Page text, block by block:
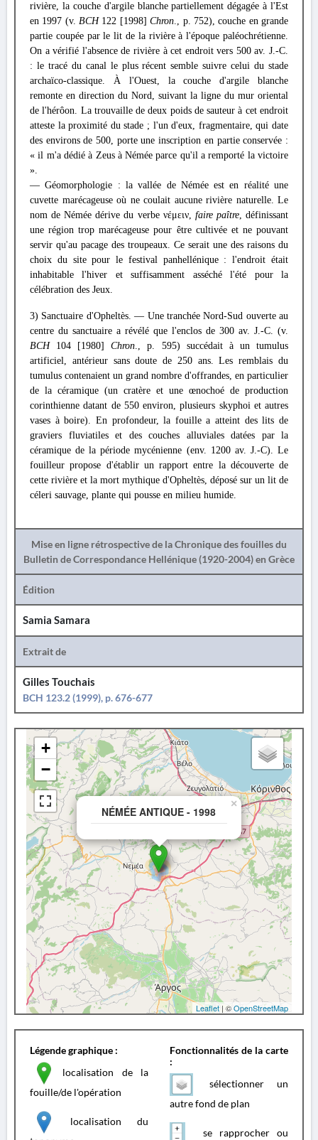
rivière, la couche d'argile blanche partiellement dégagée à l'Est
en 1997 (v. BCH122 [1998]Chron., p. 752), couche en grande
partie coupée par le lit de la rivière à l'époque paléochrétienne.
On a vérifié l'absence de rivière à cet endroit vers 500 av. J.-C.
: le tracé du canal le plus récent semble suivre celui du stade
archaïco-classique. À l'Ouest, la couche d'argile blanche
remonte en direction du Nord, suivant la ligne du mur oriental
de l'hérôon. La trouvaille de deux poids de sauteur à cet endroit
atteste la proximité du stade ; l'un d'eux, fragmentaire, qui date
des environs de 500, porte une inscription en partie conservée :
« il m'a dédié à Zeus à Némée parce qu'il a remporté la victoire
».
— Géomorphologie : la vallée de Némée est en réalité une
cuvette marécageuse où ne coulait aucune rivière naturelle. Le
nom de Némée dérive du verbe νέμειν, faire paître, définissant
une région trop marécageuse pour être cultivée et ne pouvant
servir qu'au pacage des troupeaux. Ce serait une des raisons du
choix du site pour le festival panhellénique : l'endroit était
inhabitable l'hiver et suffisamment asséché l'été pour la
célébration des Jeux.
3) Sanctuaire d'Opheltès. — Une tranchée Nord-Sud ouverte au
centre du sanctuaire a révélé que l'enclos de 300 av. J.-C. (v.
BCH104 [1980]Chron., p. 595) succédait à un tumulus
artificiel, antérieur sans doute de 250 ans. Les remblais du
tumulus contenaient un grand nombre d'offrandes, en particulier
de la céramique (un cratère et une œnochoé de production
corinthienne datant de 550 environ, plusieurs skyphoi et autres
vases à boire). En profondeur, la fouille a atteint des lits de
graviers fluviatiles et des couches alluviales datées par la
céramique de la période mycénienne (env. 1200 av. J.-C). Le
fouilleur propose d'établir un rapport entre la découverte de
cette rivière et la mort mythique d'Opheltès, déposé sur un lit de
céleri sauvage, plante qui pousse en milieu humide.
Mise en ligne rétrospective de la Chronique des fouilles du
Bulletin de Correspondance Hellénique (1920-2004) en Grèce
Édition
Samia Samara
Extrait de
Gilles Touchais
BCH 123.2 (1999), p. 676-677
NÉMÉE ANTIQUE - 1998
×
+
−
Leaflet | ©OpenStreetMap
Légende graphique :
localisation de la
fouille/de l'opération
localisation du
Fonctionnalités de la carte
:
sélectionner un
autre fond de plan
se rapprocher ou